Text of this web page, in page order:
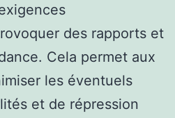
des rapports et
Cela permet aux
les éventuels
et de répression